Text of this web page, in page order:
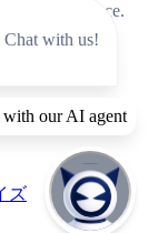
your experience.
and
it to your
read our
cookie
ズ
first Intelligent
Chat with us!
our AI agent